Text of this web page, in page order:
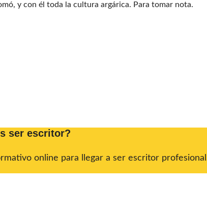
y con él toda la cultura argárica. Para tomar nota.
ser escritor?
online para llegar a ser escritor